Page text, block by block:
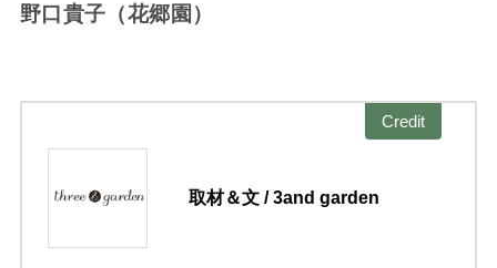
野口貴子（花郷園）
Credit
取材＆文 / 3and garden